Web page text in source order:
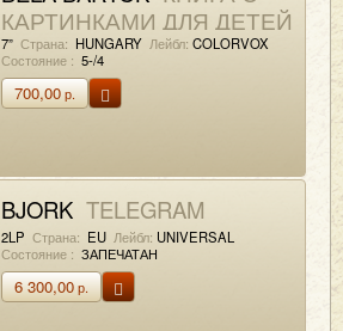
КАРТИНКАМИ ДЛЯ ДЕТЕЙ
7” Страна: HUNGARY Лейбл: COLORVOX
Состояние : 5-/4
700,00р.
BJORK TELEGRAM
2LP Страна: EU Лейбл: UNIVERSAL
Состояние : ЗАПЕЧАТАН
6 300,00р.